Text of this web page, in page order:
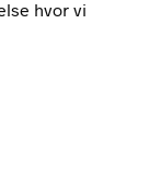
hvor vi